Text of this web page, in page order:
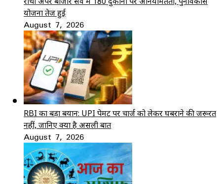
योजना तेज हुई
August 7, 2026
RBI का बड़ा बयान: UPI पेमेंट पर चार्ज को लेकर घबराने की जरूरत
नहीं, जानिए क्या है असली बात
August 7, 2026